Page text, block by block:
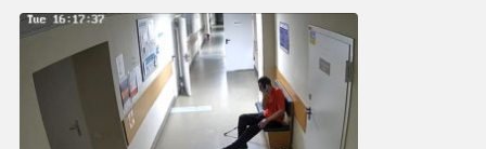
11:29, 31.07.2026